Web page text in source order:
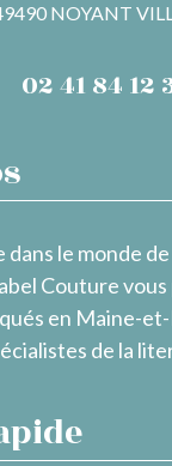
NOYANT
02 41 84 12
dans le monde
Couture vous
en Maine-
de la